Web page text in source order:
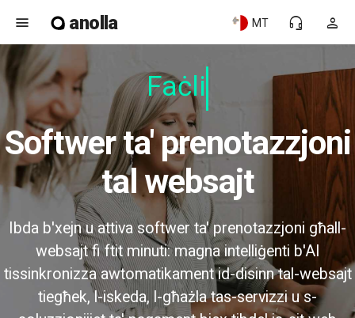
menu anolla person
headset_mic
MT
Faċli g
Softwer ta' prenotazzjoni
tal websajt
Ibda b'xejn u attiva softwer ta' prenotazzjoni għall-
websajt fi ftit minuti: magna intelliġenti b'AI
tissinkronizza awtomatikament id-disinn tal-websajt
tiegħek, l-iskeda, l-għażla tas-servizzi u s-